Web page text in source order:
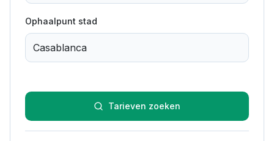
Ophaalpunt stad
Tarieven zoeken